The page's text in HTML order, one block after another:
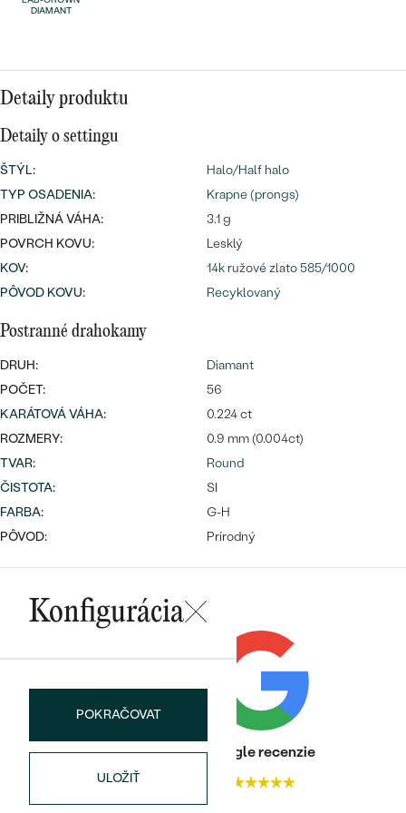
Wave kolekcia
NA MIERU
Bestsellery
Personalizované
prívesky
OBJAVIŤ
prstene
PREZRIEŤ
DIAMANT
Detaily produktu
Detaily o settingu
ŠTÝL:
Halo/Half halo
TYP OSADENIA:
Krapne (prongs)
PRIBLIŽNÁ VÁHA:
3.1 g
POVRCH KOVU:
Lesklý
KOV:
14k ružové zlato 585/1000
PÔVOD KOVU: Recyklovaný
Postranné drahokamy
DRUH:
Diamant
POČET:
56
KARÁTOVÁ VÁHA:
0.224 ct
ROZMERY:
0.9 mm (0.004ct)
TVAR:
Round
ČISTOTA:
SI
FARBA:
G-H
PÔVOD:
Prírodný
Konfigurácia
POKRAČOVAT
ULOŽIŤ
Heuréka recenzie
4.9
Google recenzie